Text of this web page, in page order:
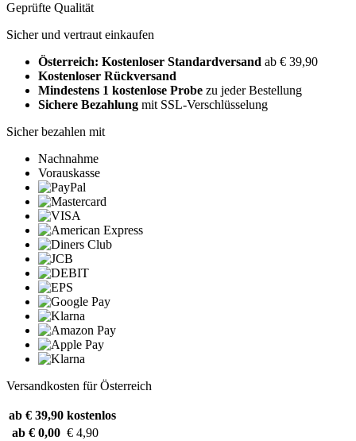
Geprüfte Qualität
Sicher und vertraut einkaufen
Österreich: Kostenloser Standardversand ab € 39,90
Kostenloser Rückversand
Mindestens 1 kostenlose Probe zu jeder Bestellung
Sichere Bezahlung mit SSL-Verschlüsselung
Sicher bezahlen mit
Nachnahme
Vorauskasse
Versandkosten für Österreich
ab € 39,90 kostenlos
ab € 0,00 € 4,90